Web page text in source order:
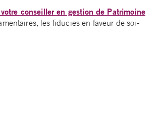
conseiller en gestion de Patrimoine
les fiducies en faveur de soi-